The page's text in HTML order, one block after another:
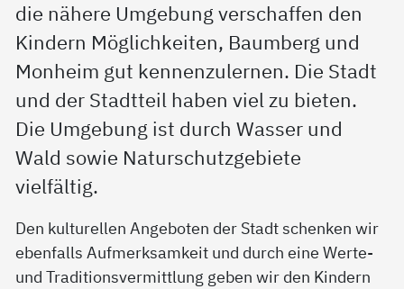
die nähere Umgebung verschaffen den
Kindern Möglichkeiten, Baumberg und
Monheim gut kennenzulernen. Die Stadt
und der Stadtteil haben viel zu bieten.
Die Umgebung ist durch Wasser und
Wald sowie Naturschutzgebiete
vielfältig.
Den kulturellen Angeboten der Stadt schenken wir
ebenfalls Aufmerksamkeit und durch eine Werte-
und Traditionsvermittlung geben wir den Kindern